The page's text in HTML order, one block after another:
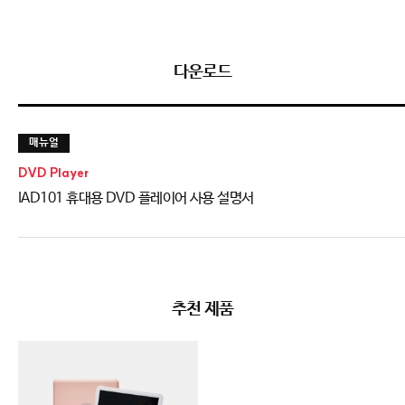
다운로드
매뉴얼
DVD Player
IAD101 휴대용 DVD 플레이어 사용 설명서
추천 제품